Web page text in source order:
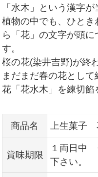
「水木」という漢字
植物の中でも、ひと
ら「花」の文字が頭
す。
桜の花(染井吉野)が終
まだまだ春の花とし
花「花水木」を練切餡
商品名 上生菓子
賞味期限
１両日中
下さい。